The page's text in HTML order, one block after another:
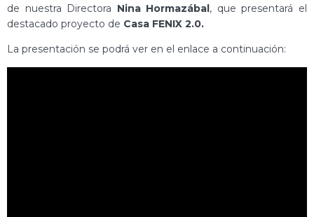
de nuestra Directora Nina Hormazábal, que presentará el
destacado proyecto de Casa FENIX 2.0.
La presentación se podrá ver en el enlace a continuación: